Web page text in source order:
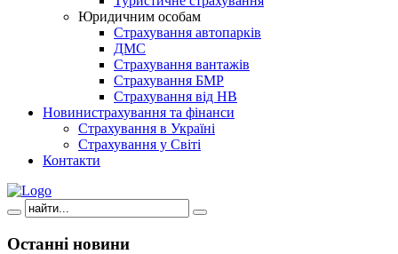
Юридичним особам
Страхування автопарків
ДМС
Страхування вантажів
Страхування БМР
Страхування від НВ
Новинистрахування та фінанси
Страхування в Україні
Страхування у Світі
Контакти
Останні новини